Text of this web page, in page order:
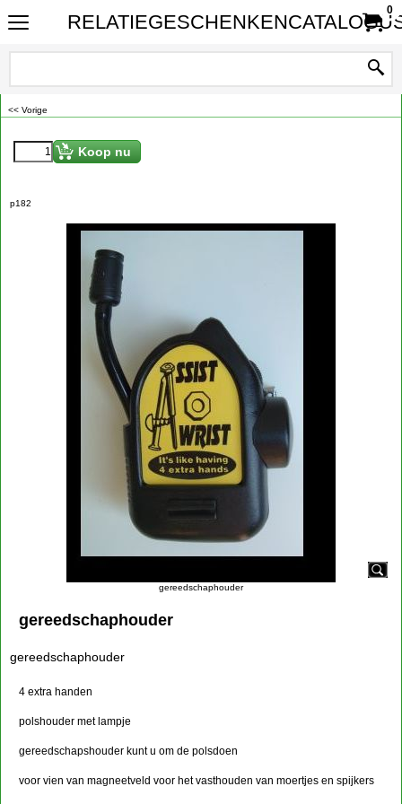
0
<< Vorige
Koop nu
p182
gereedschaphouder
gereedschaphouder
gereedschaphouder
4 extra handen
polshouder met lampje
gereedschapshouder kunt u om de polsdoen
voor vien van magneetveld voor het vasthouden van moertjes en spijkers